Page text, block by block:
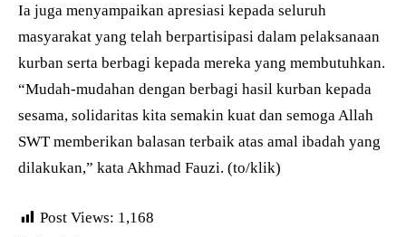
Ia juga menyampaikan apresiasi kepada seluruh
masyarakat yang telah berpartisipasi dalam pelaksanaan
kurban serta berbagi kepada mereka yang membutuhkan.
“Mudah-mudahan dengan berbagi hasil kurban kepada
sesama, solidaritas kita semakin kuat dan semoga Allah
SWT memberikan balasan terbaik atas amal ibadah yang
dilakukan,” kata Akhmad Fauzi. (to/klik)
Post Views: 1,168